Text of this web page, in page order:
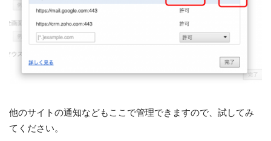
他のサイトの通知などもここで管理できますので、試してみ
てください。